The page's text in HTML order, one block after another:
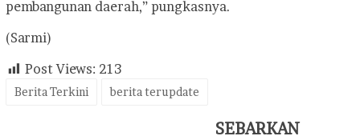
pembangunan daerah,” pungkasnya.
(Sarmi)
Post Views: 213
Berita Terkini berita terupdate
SEBARKAN